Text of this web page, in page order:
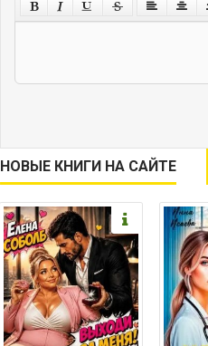
НОВЫЕ КНИГИ НА САЙТЕ